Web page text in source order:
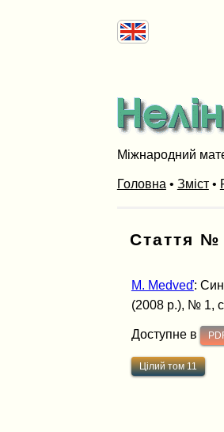
Міжнародний
Головна • Зміст•
Стаття №
M. Medveď:
(2008 р.), № 1,
Доступне в
Цілий том 11